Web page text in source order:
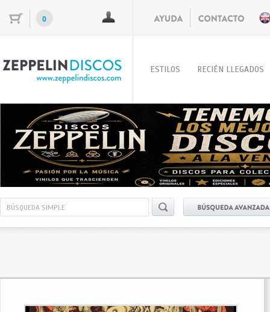
0
ESTILOS RECIÉN LLEGADOS